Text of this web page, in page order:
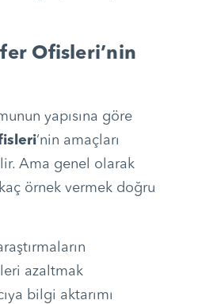
Ofisleri’nin
yapısına göre
‘nin amaçları
Ama genel olarak
örnek vermek doğru
azaltmak
bilgi aktarımı